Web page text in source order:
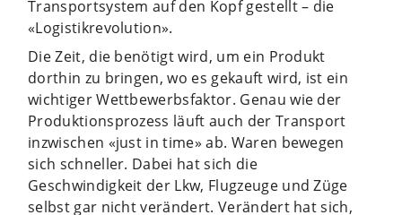
Transportsystem auf den Kopf gestellt – die
«Logistikrevolution».
Die Zeit, die benötigt wird, um ein Produkt
dorthin zu bringen, wo es gekauft wird, ist ein
wichtiger Wettbewerbsfaktor. Genau wie der
Produktionsprozess läuft auch der Transport
inzwischen «just in time» ab. Waren bewegen
sich schneller. Dabei hat sich die
Geschwindigkeit der Lkw, Flugzeuge und Züge
selbst gar nicht verändert. Verändert hat sich,